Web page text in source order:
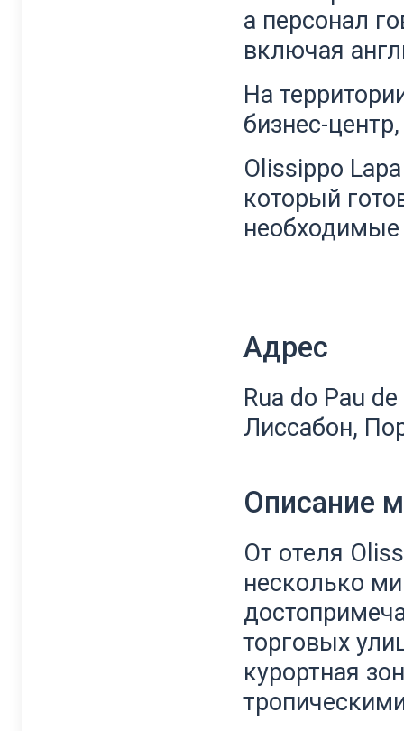
а персонал
включая
На
бизнес-
Olissippo
который
необходимые
Адрес
Rua do Pau
Лиссабон,
Описание
От отеля
несколько
торговых
курортная